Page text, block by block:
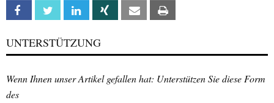
Facebook Twitter Linkedin Xing Email
UNTERSTÜTZUNG
Wenn Ihnen unser Artikel gefallen hat: Unterstützen Sie diese Form
des